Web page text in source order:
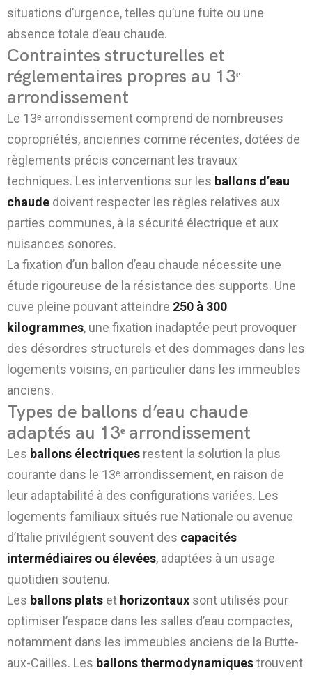
situations d’urgence, telles qu’une fuite ou une
absence totale d’eau chaude.
Contraintes structurelles et
réglementaires propres au 13ᵉ
arrondissement
Le 13ᵉ arrondissement comprend de nombreuses
copropriétés, anciennes comme récentes, dotées de
règlements précis concernant les travaux
techniques. Les interventions sur les ballons d’eau
chaude doivent respecter les règles relatives aux
parties communes, à la sécurité électrique et aux
nuisances sonores.
La fixation d’un ballon d’eau chaude nécessite une
étude rigoureuse de la résistance des supports. Une
cuve pleine pouvant atteindre 250 à 300
kilogrammes, une fixation inadaptée peut provoquer
des désordres structurels et des dommages dans les
logements voisins, en particulier dans les immeubles
anciens.
Types de ballons d’eau chaude
adaptés au 13ᵉ arrondissement
Les ballons électriques restent la solution la plus
courante dans le 13ᵉ arrondissement, en raison de
leur adaptabilité à des configurations variées. Les
logements familiaux situés rue Nationale ou avenue
d’Italie privilégient souvent des capacités
intermédiaires ou élevées, adaptées à un usage
quotidien soutenu.
Les ballons plats et horizontaux sont utilisés pour
optimiser l’espace dans les salles d’eau compactes,
notamment dans les immeubles anciens de la Butte-
aux-Cailles. Les ballons thermodynamiquestrouvent